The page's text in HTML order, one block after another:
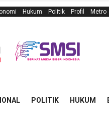
Hukum Politik Profil Metro
POLITIK HUKUM